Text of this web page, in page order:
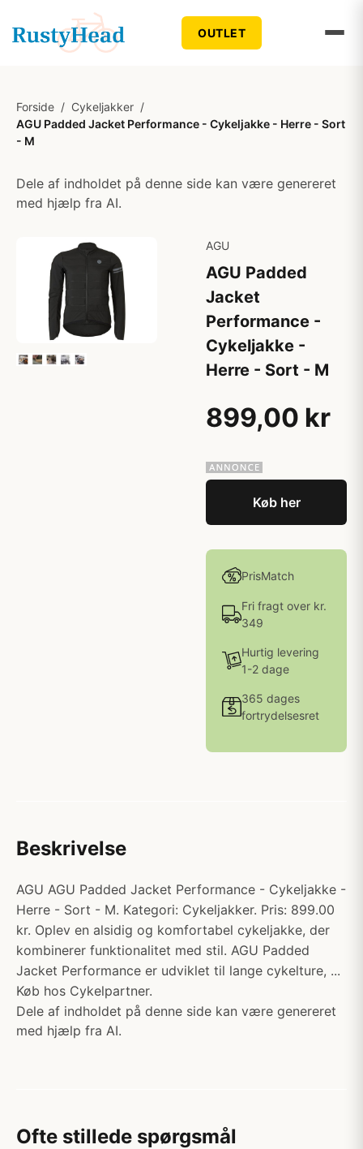
OUTLET
Forside / Cykeljakker /
AGU Padded Jacket Performance - Cykeljakke - Herre - Sort
- M
Dele af indholdet på denne side kan være genereret
med hjælp fra AI.
AGU
AGU Padded
Jacket
Performance -
Cykeljakke -
Herre - Sort - M
899,00 kr
Køb her
PrisMatch
Fri fragt over kr.
349
Hurtig levering
1-2 dage
365 dages
fortrydelsesret
Beskrivelse
AGU AGU Padded Jacket Performance - Cykeljakke -
Herre - Sort - M. Kategori: Cykeljakker. Pris: 899.00
kr. Oplev en alsidig og komfortabel cykeljakke, der
kombinerer funktionalitet med stil. AGU Padded
Jacket Performance er udviklet til lange cykelture, ...
Køb hos Cykelpartner.
Dele af indholdet på denne side kan være genereret
med hjælp fra AI.
Ofte stillede spørgsmål